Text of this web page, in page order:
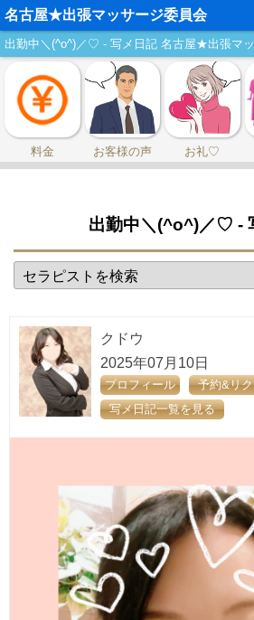
名古屋★出張マッサージ委員会
出勤中＼⁠(⁠^⁠o⁠^⁠)⁠／♡ - 写メ日記 名古屋★出張マ
料金 お客様の声 お礼♡
出勤中＼⁠(⁠^⁠o⁠^⁠)⁠／♡ -
クドウ
2025年07月10日
プロフィール
予約&リ
写メ日記一覧を見る